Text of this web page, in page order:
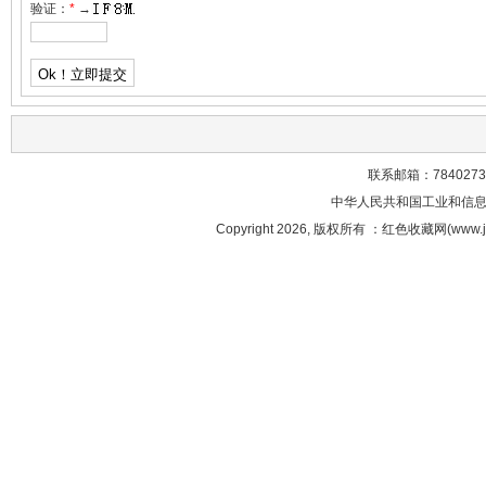
验证： * →
联系邮箱：
中华人民共和国工业和信
Copyright 2026, 版权所有 ：红色收藏网